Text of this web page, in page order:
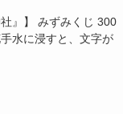
』】 みずみくじ 300
水に浸すと、文字が